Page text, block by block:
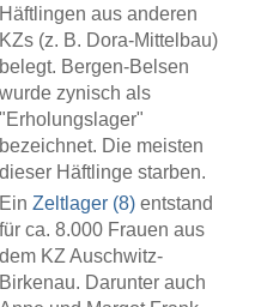
Häftlingen aus anderen
KZs (z. B. Dora-Mittelbau)
belegt. Bergen-Belsen
wurde zynisch als
"Erholungslager"
bezeichnet. Die meisten
dieser Häftlinge starben.
EinZeltlager (8) entstand
für ca. 8.000 Frauen aus
dem KZ Auschwitz-
Birkenau. Darunter auch